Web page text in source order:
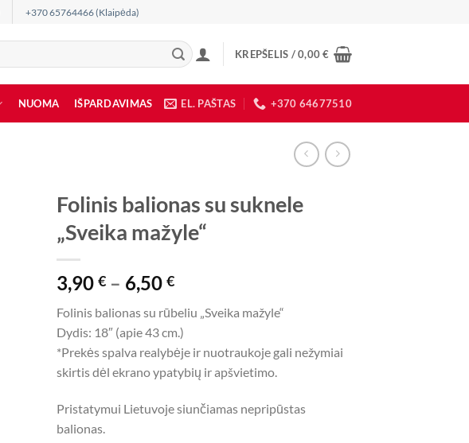
+370 65764466 (Klaipėda)
KREPŠELIS /0,00€
NUOMA IŠPARDAVIMAS EL. PAŠTAS +370 64677510
Folinis balionas su suknele
„Sveika mažyle“
3,90€ – 6,50€Price
3,90 €
through
6,50 €
Folinis balionas su rūbeliu „Sveika mažyle“
Dydis: 18″ (apie 43 cm.)
*Prekės spalva realybėje ir nuotraukoje gali nežymiai
skirtis dėl ekrano ypatybių ir apšvietimo.
Pristatymui Lietuvoje siunčiamas nepripūstas
balionas.